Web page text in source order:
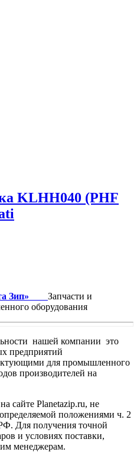
KLHH040 (PHF
Зип» Запчасти и
оборудования
нашей компании это
предприятий
для промышленного
производителей на
сайте Planetazip.ru, не
положениями ч. 2
Для получения точной
и условиях поставки,
менеджерам.